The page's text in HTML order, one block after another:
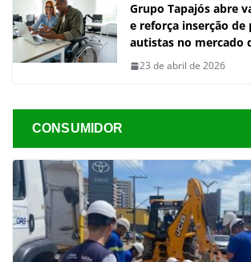
Grupo Tapajós abre
e reforça inserção de
autistas no mercado
23 de abril de 2026
CONSUMIDOR